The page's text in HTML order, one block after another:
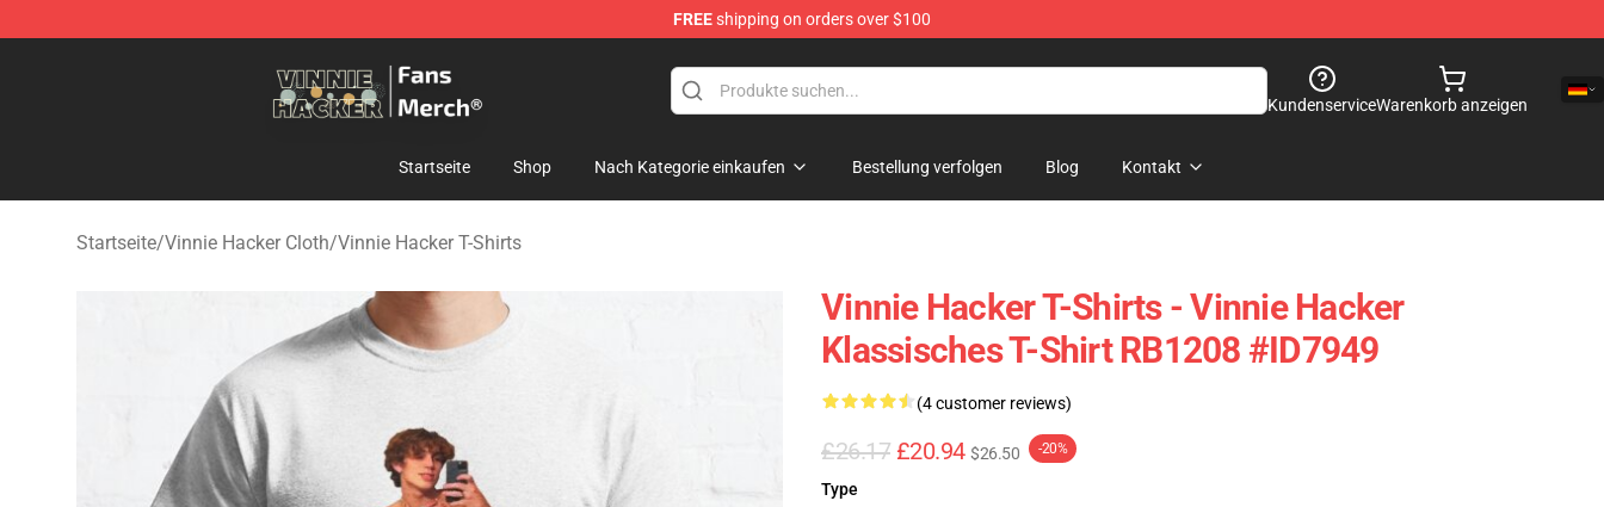
FREEshipping on orders over $100
KundenserviceWarenkorb anzeigen
Startseite Shop Nach Kategorie einkaufen Bestellung verfolgen Blog Kontakt
Startseite/Vinnie Hacker Cloth/Vinnie Hacker T-Shirts
Vinnie Hacker T-Shirts - Vinnie Hacker
Klassisches T-Shirt RB1208 #ID7949
(4 customer reviews)
£26.17 £20.94 $26.50 -20%
Type